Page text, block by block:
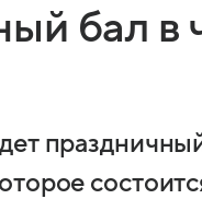
бал в